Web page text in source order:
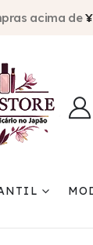
acima de